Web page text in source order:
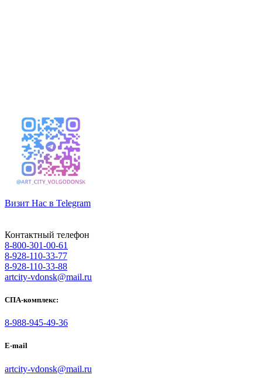
Визит Нас в Telegram
Контактный телефон
8-800-301-00-61
8-928-110-33-77
8-928-110-33-88
artcity-vdonsk@mail.ru
СПА-комплекс:
8-988-945-49-36
E-mail
artcity-vdonsk@mail.ru